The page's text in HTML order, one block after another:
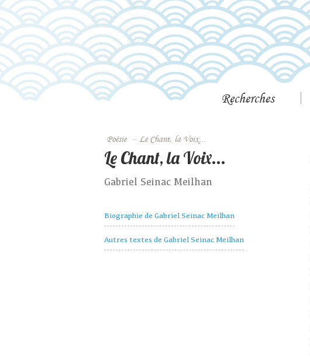
Recherches
Poésie – Le Chant, la Voix...
Le Chant, la Voix...
Gabriel Seinac Meilhan
Biographie de Gabriel Seinac Meilhan
Autres textes de Gabriel Seinac Meilhan